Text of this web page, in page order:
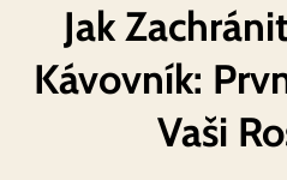
Jak
Kávovník:
Vaši